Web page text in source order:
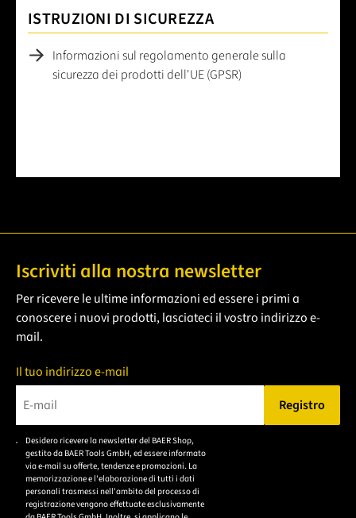
ISTRUZIONI DI SICUREZZA
Informazioni sul regolamento generale sulla
sicurezza dei prodotti dell'UE (GPSR)
Iscriviti alla nostra newsletter
Per ricevere le ultime informazioni ed essere i primi a
conoscere i nuovi prodotti, lasciateci il vostro indirizzo e-
mail.
Il tuo indirizzo e-mail
Bitte geben Sie eine gültige E-Mail-Adresse ein.
Registro
Desidero ricevere la newsletter del BAER Shop,
gestito da BAER Tools GmbH, ed essere informato
via e-mail su offerte, tendenze e promozioni. La
memorizzazione e l'elaborazione di tutti i dati
personali trasmessi nell'ambito del processo di
registrazione vengono effettuate esclusivamente